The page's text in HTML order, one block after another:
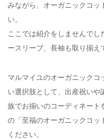
みながら、オーガニックコッ
い。
ここでは紹介をしませんでし
ースリーブ、長袖も取り揃え
マルマイユのオーガニックコ
い選択肢として、出産祝いや
族でお揃いのコーディネート
の「至福のオーガニックコッ
ください。